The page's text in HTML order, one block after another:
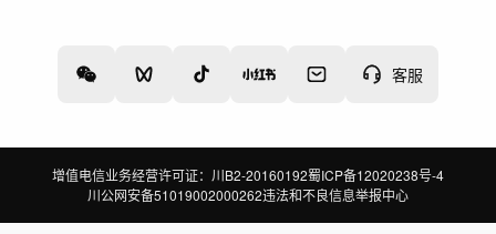
客服
增值电信业务经营许可证：川B2-20160192蜀ICP备12020238号-4
川公网安备51019002000262违法和不良信息举报中心